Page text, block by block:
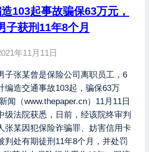
103起事故骗保63万元，
子获刑11年8个月
年11月11日
子张某曾是保险公司离职员工，6
编造交通事故103起，骗保63万
闻（www.thepaper.cn）11月11日
级法院获悉，日前，经该院终审判
张某因犯保险诈骗罪、妨害信用卡
判处有期徒刑11年8个月，并处罚